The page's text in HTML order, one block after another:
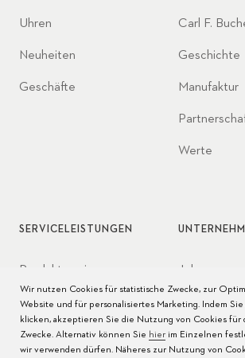
Uhren
Neuheiten
Geschäfte
Carl F.
Geschichte
Manufaktur
Werte
SERVICELEISTUNGEN
Produktservice
Pflege der Uhr
Bedienungsanleitungen
Jobs
Presse
Kontakt
Wir nutzen Cookies für statistische Zwecke, zur
Website und für personalisiertes Marketing. Indem Sie
klicken, akzeptieren Sie die Nutzung von Cookies für
Zwecke. Alternativ können Sie hierim Einzelnen
wir verwenden dürfen. Näheres zur Nutzung von